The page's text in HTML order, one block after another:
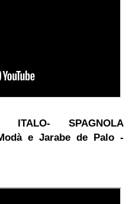
ITALO- SPAGNOLA
e Jarabe de Palo -